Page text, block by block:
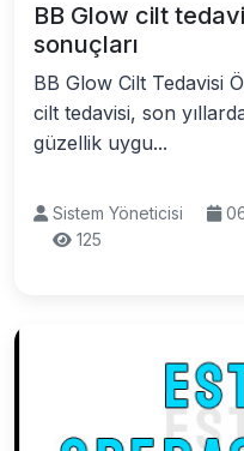
BB Glow cilt
sonuçları
BB Glow Cilt Tedavisi
cilt tedavisi, son
güzellik uygu...
Sistem Yöneticisi
125